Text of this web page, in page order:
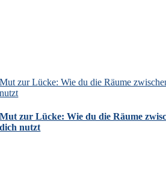
Mut zur Lücke: Wie du die Räume
nutzt
Mut zur Lücke: Wie du die Räume
dich nutzt